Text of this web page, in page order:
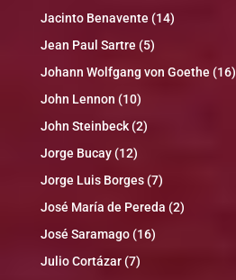
Jacinto Benavente (14)
Jean Paul Sartre (5)
Johann Wolfgang von Goethe (16)
John Lennon (10)
John Steinbeck(2)
Jorge Bucay(12)
Jorge Luis Borges(7)
José María de Pereda (2)
José Saramago(16)
Julio Cortázar(7)